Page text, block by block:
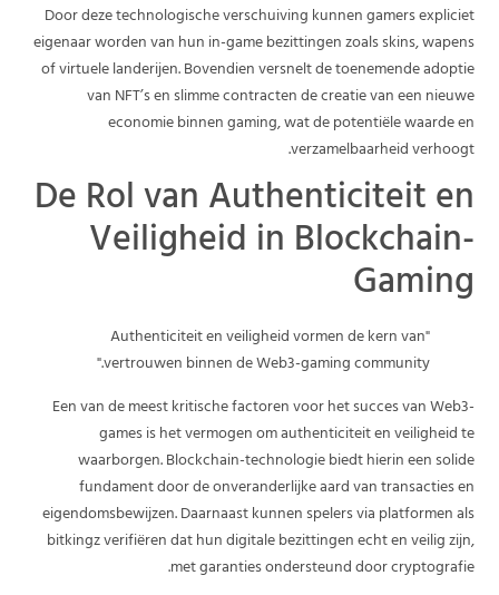
Door deze technologische verschuiving kunnen gamers expliciet
eigenaar worden van hun in-game bezittingen zoals skins, wapens
of virtuele landerijen. Bovendien versnelt de toenemende adoptie
van NFT’s en slimme contracten de creatie van een nieuwe
economie binnen gaming, wat de potentiële waarde en
verzamelbaarheid verhoogt.
De Rol van Authenticiteit en
Veiligheid in Blockchain-
Gaming
"Authenticiteit en veiligheid vormen de kern van
vertrouwen binnen de Web3-gaming community."
Een van de meest kritische factoren voor het succes van Web3-
games is het vermogen om authenticiteit en veiligheid te
waarborgen. Blockchain-technologie biedt hierin een solide
fundament door de onveranderlijke aard van transacties en
eigendomsbewijzen. Daarnaast kunnen spelers via platformen als
bitkingz verifiëren dat hun digitale bezittingen echt en veilig zijn,
met garanties ondersteund door cryptografie.